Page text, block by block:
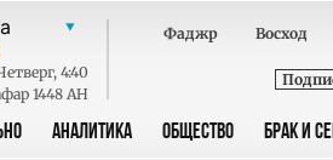
, 4:40
1448 AH
Фаджр Восход
АНАЛИТИКА ОБЩЕСТВО БРАК И